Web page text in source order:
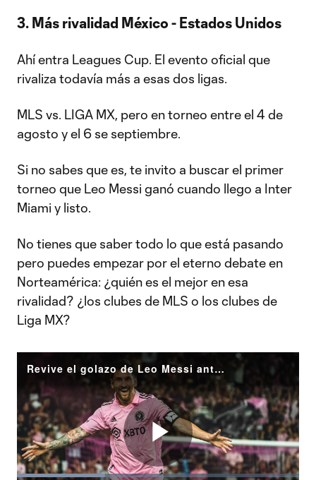
3. Más rivalidad México - Estados Unidos
Ahí entra Leagues Cup. El evento oficial que
rivaliza todavía más a esas dos ligas.
MLS vs. LIGA MX, pero en torneo entre el 4 de
agosto y el 6 se septiembre.
Si no sabes que es, te invito a buscar el primer
torneo que Leo Messi ganó cuando llego a Inter
Miami y listo.
No tienes que saber todo lo que está pasando
pero puedes empezar por el eterno debate en
Norteamérica: ¿quién es el mejor en esa
rivalidad? ¿los clubes de MLS o los clubes de
Liga MX?
Revive el golazo de Leo Messi ante Cruz Azul en la pasada edición de la Leagues Cup
Play